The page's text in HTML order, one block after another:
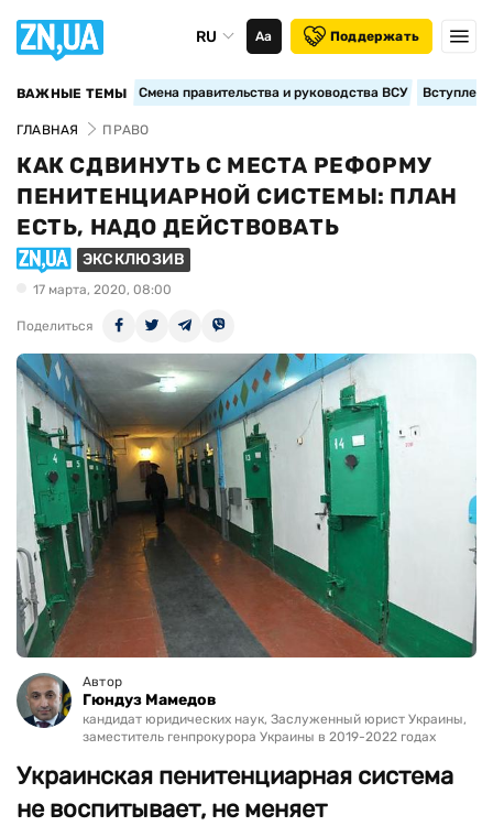
RU Аа Поддержать
ВАЖНЫЕ ТЕМЫ Смена правительства и руководства ВСУ
ГЛАВНАЯ ПРАВО
КАК СДВИНУТЬ С МЕСТА РЕФОРМУ
ПЕНИТЕНЦИАРНОЙ СИСТЕМЫ: ПЛАН
ЕСТЬ, НАДО ДЕЙСТВОВАТЬ
ЭКСКЛЮЗИВ
17 марта, 2020, 08:00
Поделиться
Автор
Гюндуз Мамедов
кандидат юридических наук, Заслуженный юрист Украины,
заместитель генпрокурора Украины в 2019-2022 годах
Украинская пенитенциарная система
не воспитывает, не меняет